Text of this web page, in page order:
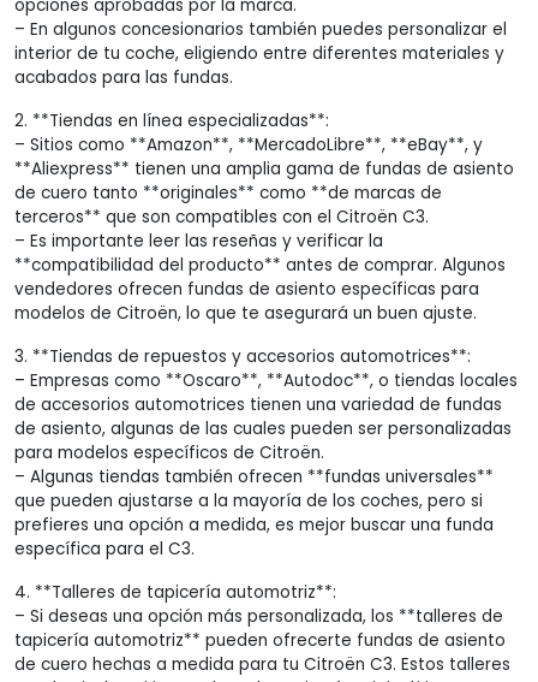
opciones aprobadas por la marca.
– En algunos concesionarios también puedes personalizar el
interior de tu coche, eligiendo entre diferentes materiales y
acabados para las fundas.
2. **Tiendas en línea especializadas**:
– Sitios como **Amazon**, **MercadoLibre**, **eBay**, y
**Aliexpress** tienen una amplia gama de fundas de asiento
de cuero tanto **originales** como **de marcas de
terceros** que son compatibles con el Citroën C3.
– Es importante leer las reseñas y verificar la
**compatibilidad del producto** antes de comprar. Algunos
vendedores ofrecen fundas de asiento específicas para
modelos de Citroën, lo que te asegurará un buen ajuste.
3. **Tiendas de repuestos y accesorios automotrices**:
– Empresas como **Oscaro**, **Autodoc**, o tiendas locales
de accesorios automotrices tienen una variedad de fundas
de asiento, algunas de las cuales pueden ser personalizadas
para modelos específicos de Citroën.
– Algunas tiendas también ofrecen **fundas universales**
que pueden ajustarse a la mayoría de los coches, pero si
prefieres una opción a medida, es mejor buscar una funda
específica para el C3.
4. **Talleres de tapicería automotriz**:
– Si deseas una opción más personalizada, los **talleres de
tapicería automotriz** pueden ofrecerte fundas de asiento
de cuero hechas a medida para tu Citroën C3. Estos talleres